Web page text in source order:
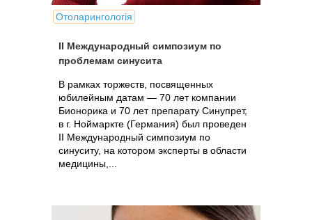
Отоларингологія
ІІ Международный симпозиум по
проблемам синусита
В рамках торжеств, посвященных
юбилейным датам — 70 лет компании
Бионорика и 70 лет препарату Синупрет,
в г. Ноймаркте (Германия) был проведен
II Международный симпозиум по
синуситу, на котором эксперты в области
медицины,...